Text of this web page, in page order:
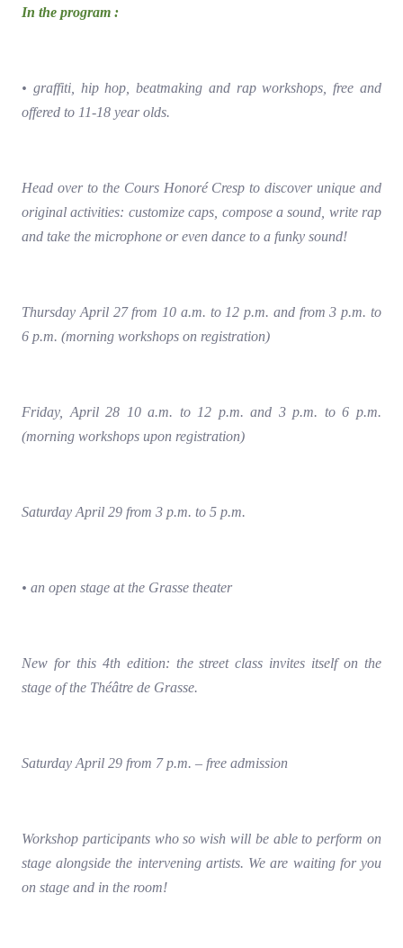
In the program :
• graffiti, hip hop, beatmaking and rap workshops, free and
offered to 11-18 year olds.
Head over to the Cours Honoré Cresp to discover unique and
original activities: customize caps, compose a sound, write rap
and take the microphone or even dance to a funky sound!
Thursday April 27 from 10 a.m. to 12 p.m. and from 3 p.m. to
6 p.m. (morning workshops on registration)
Friday, April 28 10 a.m. to 12 p.m. and 3 p.m. to 6 p.m.
(morning workshops upon registration)
Saturday April 29 from 3 p.m. to 5 p.m.
• an open stage at the Grasse theater
New for this 4th edition: the street class invites itself on the
stage of the Théâtre de Grasse.
Saturday April 29 from 7 p.m. – free admission
Workshop participants who so wish will be able to perform on
stage alongside the intervening artists. We are waiting for you
on stage and in the room!